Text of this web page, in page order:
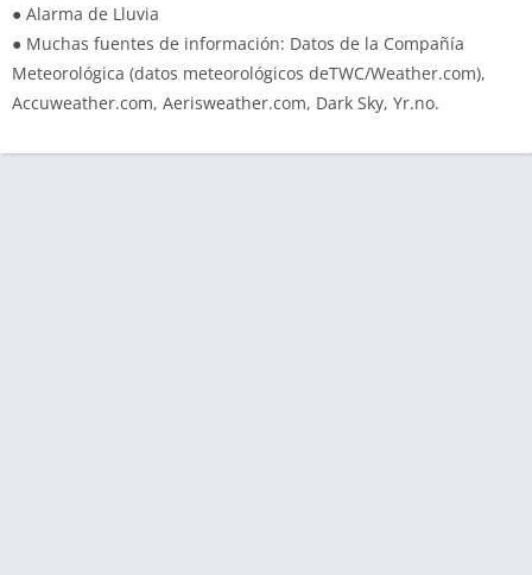
● Alarma de Lluvia
● Muchas fuentes de información: Datos de la Compañía
Meteorológica (datos meteorológicos deTWC/Weather.com),
Accuweather.com, Aerisweather.com, Dark Sky, Yr.no.